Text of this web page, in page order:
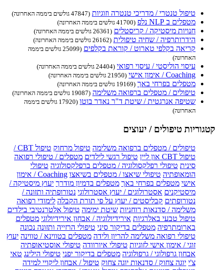
טיפול טנטרי / מדריכי טנטרה וזוגיות (47847 גולשים ביממה האחרונה)
מטפלים ב NLP נלפ (41700 גולשים ביממה האחרונה)
חנויות מיסטיקה / קריסטלים (26361 גולשים ביממה האחרונה)
הידרותרפיה / שחיה טיפולית (26162 גולשים ביממה האחרונה)
קריאה בקלפי טארוט / קוראת בקלפים
(25099 גולשים ביממה
האחרונה)
עיסוי הוליסטי / עיסוי רפואי (24404 גולשים ביממה האחרונה)
Coaching / אימון אישי (21950 גולשים ביממה האחרונה)
מטפלים בפרחי באך (19169 גולשים ביממה האחרונה)
טיפולים / מטפלים ברפואה משלימה (19087 גולשים ביממה האחרונה)
שטיפה אנרגטית / שיטת ד"ר נאדר בוטו
(17920 גולשים ביממה
האחרונה)
קטגוריות טיפולים / יעוצים
טיפולים / מטפלים ברפואה משלימה טיפול מרחוק
טיפול CBT /
טיפול CBT און ליין
טיפול רגשי לילדים מטפלים / טיפולי רפואה
סינית טיפולי רפלקסולוגיה / מטפלים ברפלקסולוגיה טיפולי
הומאופתיה טיפולי שיאצו / מטפלים בשיאצו
Coaching / אימון
אישי מטפלים בפרחי באך מטפלים בדמיון מודרך יעוץ מיסטיקה /
מיסטיקנים אסטרולוגים / יעוץ אסטרולוגי נטורופתיה ותזונה /
נטורופתים קבליסטים / יעוץ על פי תורת הקבלה לימודי רפואה
משלימה / סדנאות רוחניות שיטת ימימה טיפול אלטרנטיבי בילדים
טיפול טבעי באלרגיות אירידיולוגיה / אבחון אירידיולוגי מטפלים
בארומתרפיה מטפלים בדיקור סיני טיפולי הרזייה ותזונה נכונה
טיפולי רפואה משלימה להריון ולידה מטפלים בטווינא / טווינה יעוץ
זוגי / אימון אישי לזוגיות טיפולי איורוודה טיפולי אוסטיאופתיה
אבחון גרפולוגי / גרפולוגיה מטפלים בדיקור יפני טיפולי הילינג טאי
צ'י יוגה צחוק / סדנאות יוגה צחוק טיפול / אבחון ליקויי למידה